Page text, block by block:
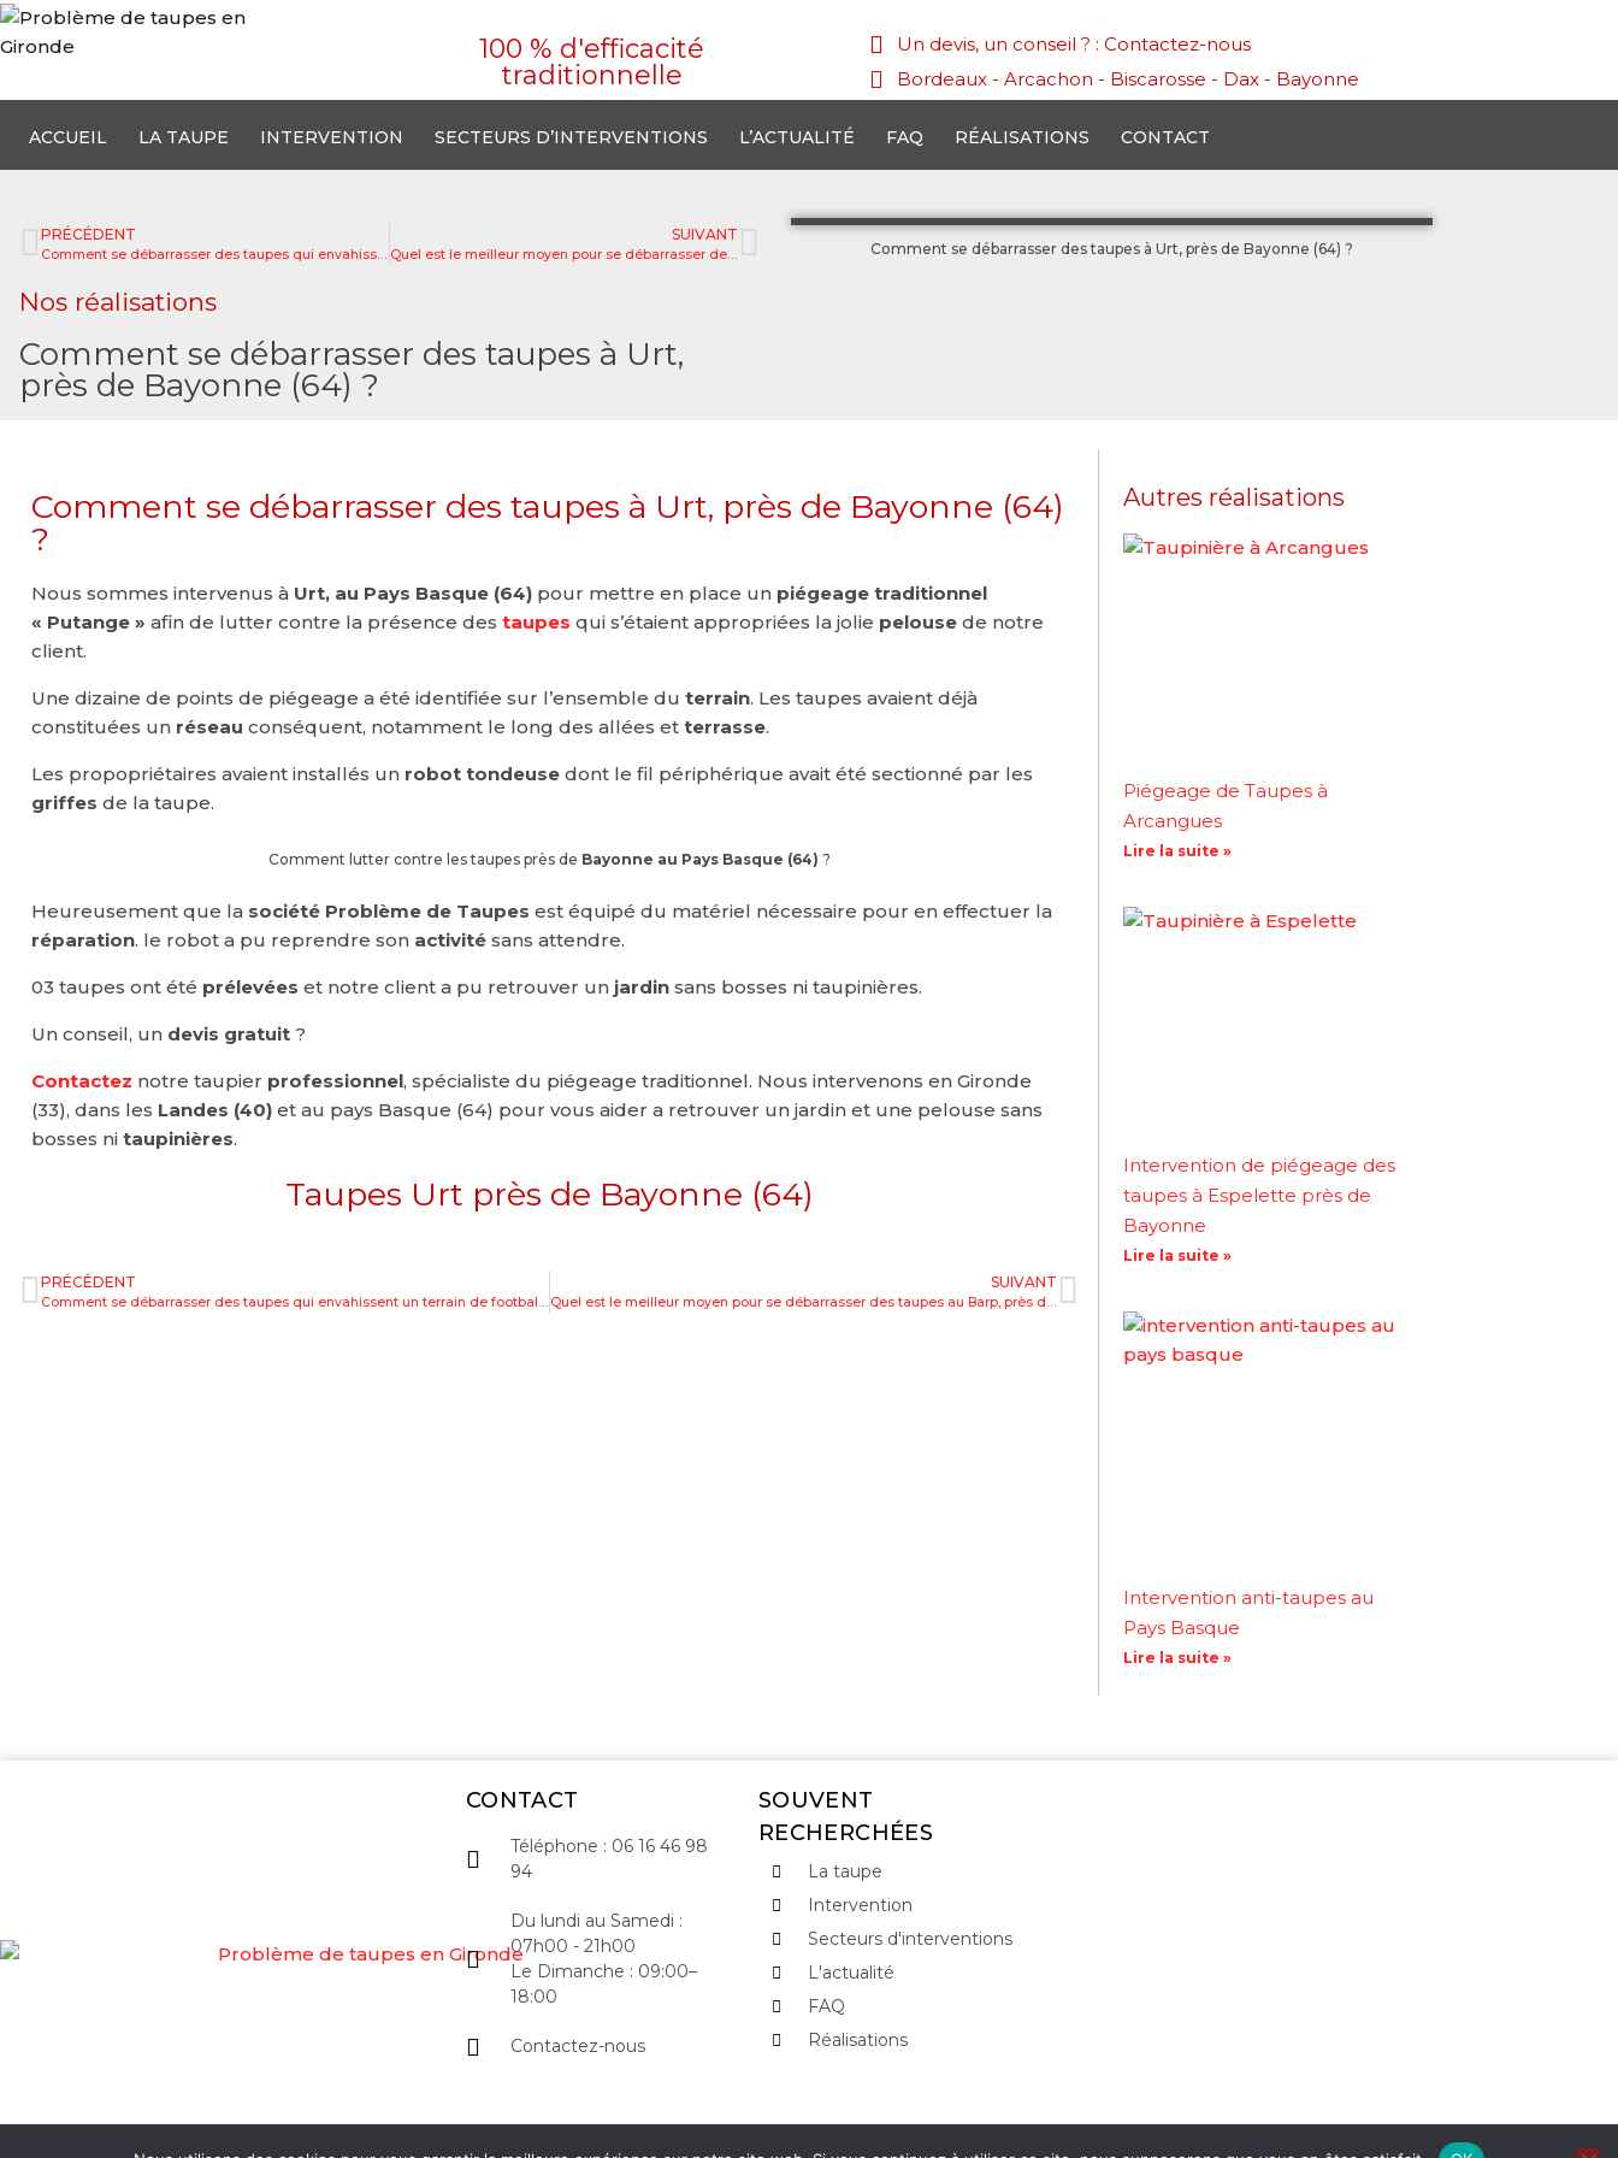
100 % d'efficacité
traditionnelle
Un devis, un conseil ? : Contactez-nous
Bordeaux - Arcachon - Biscarosse - Dax - Bayonne
ACCUEIL LA TAUPE INTERVENTION SECTEURS D’INTERVENTIONS L’ACTUALITÉ FAQ RÉALISATIONS CONTACT
PRÉCÉDENT
Comment se débarrasser des taupes qui envahissent un terrain de football à Saint Médard en Jalles (33) ?
SUIVANT
Quel est le meilleur moyen pour se débarrasser des taupes au Barp, près de Cestas (33) ?
Nos réalisations
Comment se débarrasser des taupes à Urt,
près de Bayonne (64) ?
Comment se débarrasser des taupes à Urt, près de Bayonne (64) ?
Comment se débarrasser des taupes à Urt, près de Bayonne (64)
?
Nous sommes intervenus à Urt, au Pays Basque (64) pour mettre en place un piégeage traditionnel
« Putange » afin de lutter contre la présence des taupes qui s’étaient appropriées la jolie pelouse de notre
client.
Une dizaine de points de piégeage a été identifiée sur l’ensemble du terrain. Les taupes avaient déjà
constituées un réseau conséquent, notamment le long des allées et terrasse.
Les propopriétaires avaient installés un robot tondeuse dont le fil périphérique avait été sectionné par les
griffes de la taupe.
Comment lutter contre les taupes près de Bayonne au Pays Basque (64) ?
Heureusement que la société Problème de Taupes est équipé du matériel nécessaire pour en effectuer la
réparation. le robot a pu reprendre son activité sans attendre.
03 taupes ont été prélevées et notre client a pu retrouver un jardin sans bosses ni taupinières.
Un conseil, un devis gratuit ?
Contactez notre taupier professionnel, spécialiste du piégeage traditionnel. Nous intervenons en Gironde
(33), dans les Landes (40) et au pays Basque (64) pour vous aider a retrouver un jardin et une pelouse sans
bosses ni taupinières.
Taupes Urt près de Bayonne (64)
PRÉCÉDENT
Comment se débarrasser des taupes qui envahissent un terrain de football à Saint Médard en Jalles (33) ?
SUIVANT
Quel est le meilleur moyen pour se débarrasser des taupes au Barp, près de Cestas (33) ?
Autres réalisations
Piégeage de Taupes à
Arcangues
Lire la suite »
Intervention de piégeage des
taupes à Espelette près de
Bayonne
Lire la suite »
Intervention anti-taupes au
Pays Basque
Lire la suite »
CONTACT
Téléphone : 06 16 46 98
94
Du lundi au Samedi :
07h00 - 21h00
Le Dimanche : 09:00–
18:00
Contactez-nous
SOUVENT
RECHERCHÉES
La taupe
Intervention
Secteurs d'interventions
L'actualité
FAQ
Réalisations